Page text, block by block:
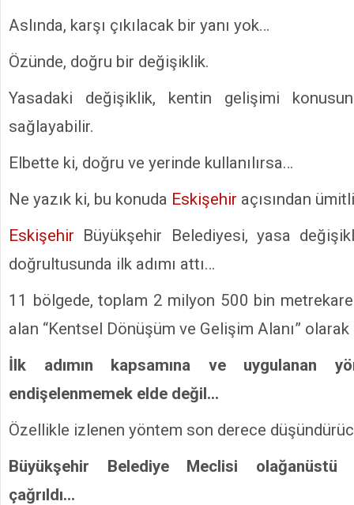
Aslında, karşı çıkılacak bir yanı yok…
Özünde, doğru bir değişiklik.
Yasadaki değişiklik, kentin gelişimi
sağlayabilir.
Elbette ki, doğru ve yerinde kullanılırsa…
Ne yazık ki, bu konuda Eskişehir açısından
Eskişehir Büyükşehir Belediyesi, yasa
doğrultusunda ilk adımı attı…
11 bölgede, toplam 2 milyon 500 bin
alan “Kentsel Dönüşüm ve Gelişim Alanı”
İlk adımın kapsamına ve uygulanan
endişelenmemek elde değil…
Özellikle izlenen yöntem son derece
Büyükşehir Belediye Meclisi olağanüstü
çağrıldı…